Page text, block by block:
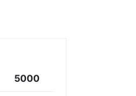
5000